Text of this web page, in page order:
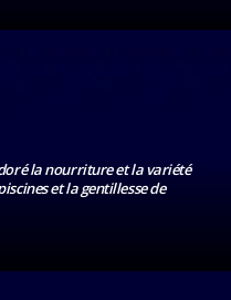
la nourriture et la variété
et la gentillesse de